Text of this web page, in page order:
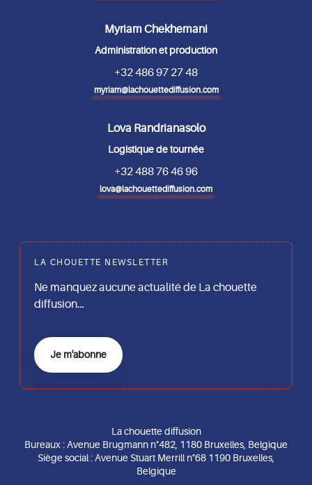
Myriam Chekhemani
Administration et production
+32 486 97 27 48
myriam@lachouettediffusion.com
Lova Randrianasolo
Logistique de tournée
+32 488 76 46 96
lova@lachouettediffusion.com
LA CHOUETTE NEWSLETTER
Ne manquez aucune actualité de La chouette
diffusion…
Je m'abonne
La chouette diffusion
Bureaux : Avenue Brugmann n°482, 1180 Bruxelles, Belgique
Siège social : Avenue Stuart Merrill n°68 1190 Bruxelles,
Belgique